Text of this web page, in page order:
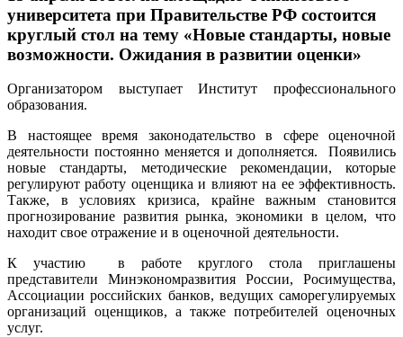
университета при Правительстве РФ состоится
круглый стол на тему «Новые стандарты, новые
возможности. Ожидания в развитии оценки»
Организатором выступает Институт профессионального
образования.
В настоящее время законодательство в сфере оценочной
деятельности постоянно меняется и дополняется. Появились
новые стандарты, методические рекомендации, которые
регулируют работу оценщика и влияют на ее эффективность.
Также, в условиях кризиса, крайне важным становится
прогнозирование развития рынка, экономики в целом, что
находит свое отражение и в оценочной деятельности.
К участию в работе круглого стола приглашены
представители Минэкономразвития России, Росимущества,
Ассоциации российских банков, ведущих саморегулируемых
организаций оценщиков, а также потребителей оценочных
услуг.